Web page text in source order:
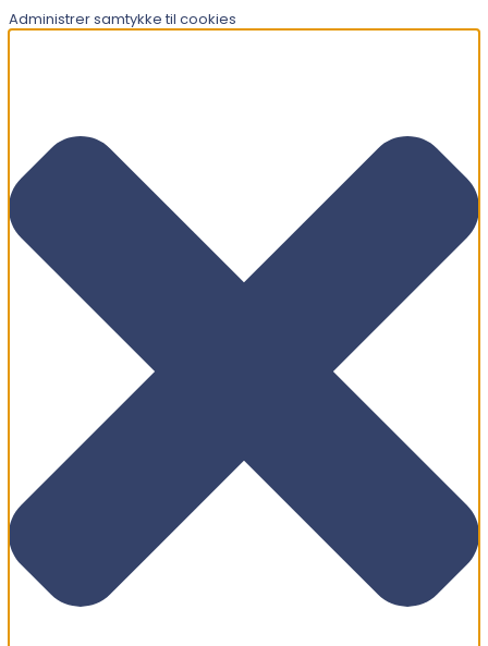
Administrer samtykke til cookies